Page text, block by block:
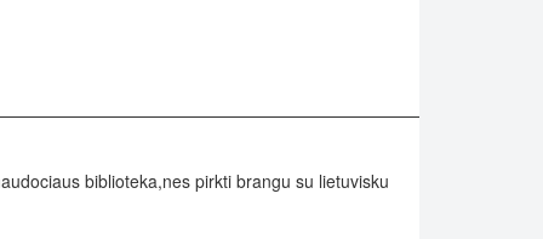
biblioteka,nes pirkti brangu su lietuvisku